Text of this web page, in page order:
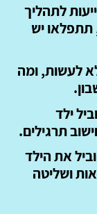
לתהליך
תתפלאו יש
לעשות, ומה
ילד
תרגילים.
את הילד
ושליטה